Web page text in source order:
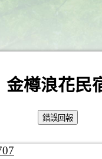
金樽浪花民